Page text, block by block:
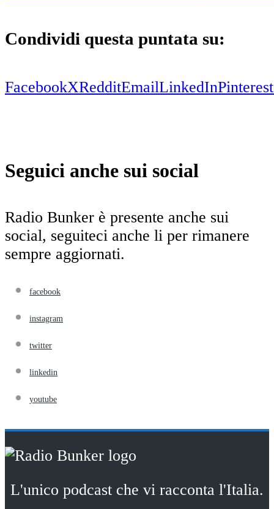
Condividi questa puntata su:
FacebookXRedditEmailLinkedInPinterest
Seguici anche sui social
Radio Bunker è presente anche sui
social, seguiteci anche li per rimanere
sempre aggiornati.
facebook
instagram
twitter
linkedin
youtube
L'unico podcast che vi racconta l'Italia.